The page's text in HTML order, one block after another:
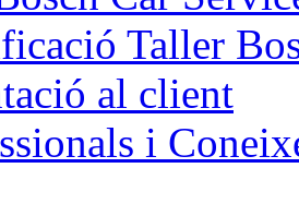
Taller
al client
i